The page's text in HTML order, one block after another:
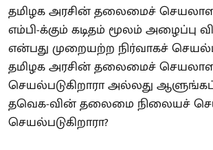
தமிழக அரசின் தலைமைச்
எம்பி-க்கும் கடிதம் மூலம் அழைப்பு
என்பது முறையற்ற நிர்வாகச்
தமிழக அரசின் தலைமைச்
செயல்படுகிறாரா அல்லது
தவெக-வின் தலைமை நிலையச்
செயல்படுகிறாரா?